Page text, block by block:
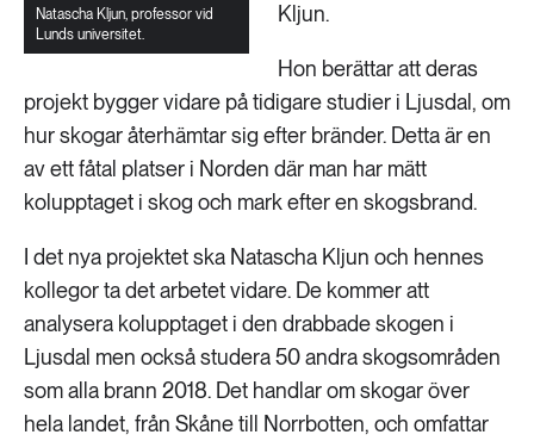
Natascha Kljun, professor vid
Lunds universitet.
Kljun.
Hon berättar att deras
projekt bygger vidare på tidigare studier i Ljusdal, om
hur skogar återhämtar sig efter bränder. Detta är en
av ett fåtal platser i Norden där man har mätt
kolupptaget i skog och mark efter en skogsbrand.
I det nya projektet ska Natascha Kljun och hennes
kollegor ta det arbetet vidare. De kommer att
analysera kolupptaget i den drabbade skogen i
Ljusdal men också studera 50 andra skogsområden
som alla brann 2018. Det handlar om skogar över
hela landet, från Skåne till Norrbotten, och omfattar